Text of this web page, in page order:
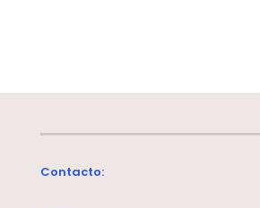
Contacto: